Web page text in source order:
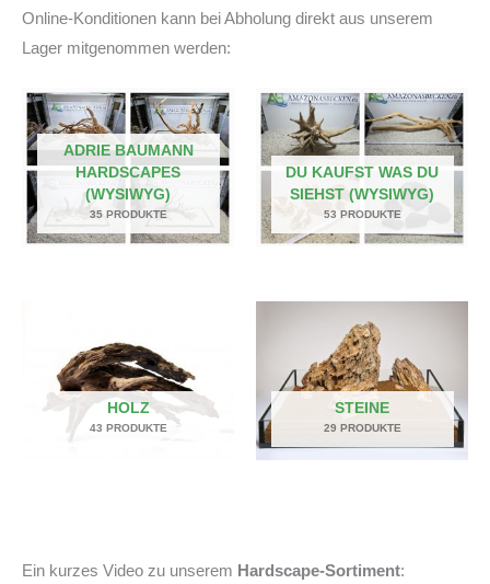
Online-Konditionen kann bei Abholung direkt aus unserem
Lager mitgenommen werden:
ADRIE BAUMANN
HARDSCAPES
(WYSIWYG)
35 PRODUKTE
DU KAUFST WAS DU
SIEHST (WYSIWYG)
53 PRODUKTE
HOLZ
43 PRODUKTE
STEINE
29 PRODUKTE
Ein kurzes Video zu unserem Hardscape-Sortiment: